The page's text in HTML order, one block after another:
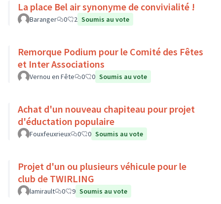
La place Bel air synonyme de convivialité !
Baranger 0 2 Soumis au vote
Remorque Podium pour le Comité des Fêtes
et Inter Associations
Vernou en Fête 0 0 Soumis au vote
Achat d'un nouveau chapiteau pour projet
d'éductation populaire
Fouxfeuxrieux 0 0 Soumis au vote
Projet d'un ou plusieurs véhicule pour le
club de TWIRLING
lamirault 0 9 Soumis au vote